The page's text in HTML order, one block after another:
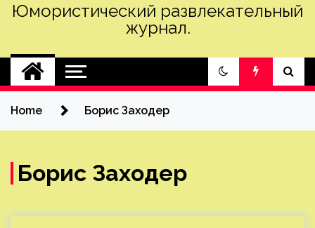
Юмористический развлекательный
журнал.
Home Борис Заходер
Борис Заходер